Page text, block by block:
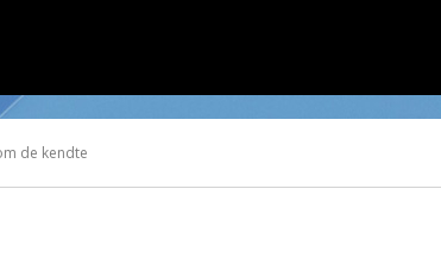
de kendte